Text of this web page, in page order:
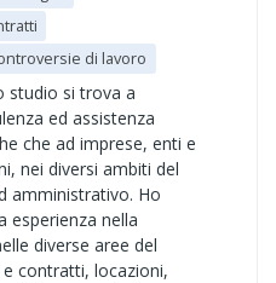
di lavoro
studio si trova a
ed assistenza
che ad imprese, enti e
nei diversi ambiti del
amministrativo. Ho
esperienza nella
diverse aree del
contratti, locazioni,